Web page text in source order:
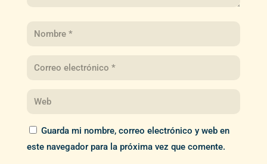
Guarda mi nombre, correo electrónico y web en
este navegador para la próxima vez que comente.